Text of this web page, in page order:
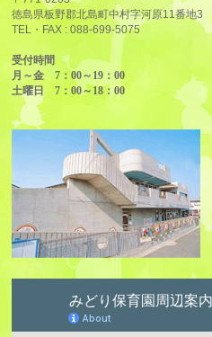
徳島県板野郡北島町中村字河原11番地3
TEL・FAX :088-699-5075
受付時間
月～金 7：00～19：00
土曜日 7：00～18：00